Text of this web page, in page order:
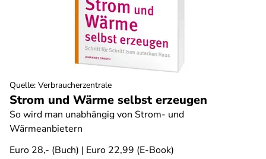
Strom und Wärme selbst erzeugen
So wird man unabhängig von Strom- und
Wärmeanbietern
Euro 28,- (Buch) | Euro 22,99 (E-Book)
Quelle: Verbraucherzentrale